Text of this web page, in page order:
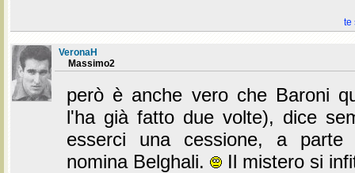
te
VeronaH
Massimo2
però è anche vero che Baroni
l'ha già fatto due volte), dice
esserci una cessione, a parte
nomina Belghali.
Il mistero si